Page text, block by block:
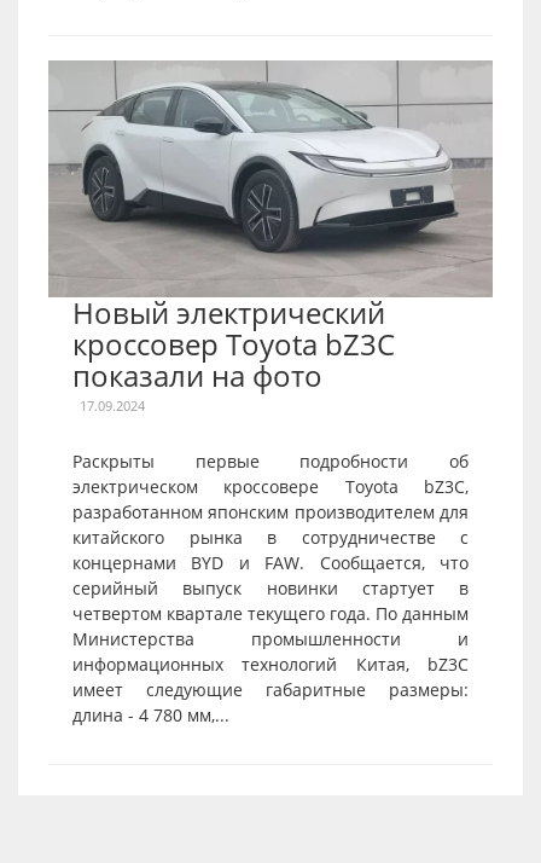
Новый электрический
кроссовер Toyota bZ3C
показали на фото
17.09.2024
Раскрыты первые подробности об
электрическом кроссовере Toyota bZ3C,
разработанном японским производителем для
китайского рынка в сотрудничестве с
концернами BYD и FAW. Сообщается, что
серийный выпуск новинки стартует в
четвертом квартале текущего года. По данным
Министерства промышленности и
информационных технологий Китая, bZ3C
имеет следующие габаритные размеры:
длина - 4 780 мм,...